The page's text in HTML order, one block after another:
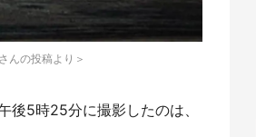
んの投稿より＞
5時25分に撮影したのは、